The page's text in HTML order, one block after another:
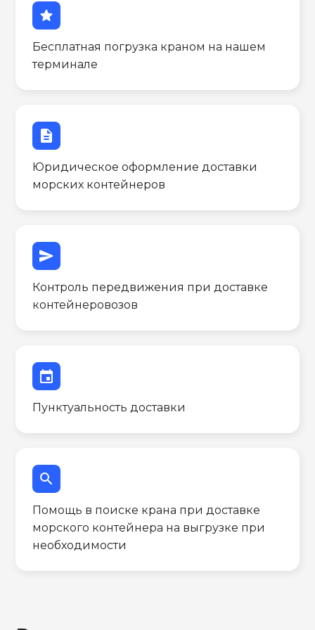
star
Бесплатная погрузка краном на нашем
терминале
description
Юридическое оформление доставки
морских контейнеров
send
Контроль передвижения при доставке
контейнеровозов
event
Пунктуальность доставки
search
Помощь в поиске крана при доставке
морского контейнера на выгрузке при
необходимости